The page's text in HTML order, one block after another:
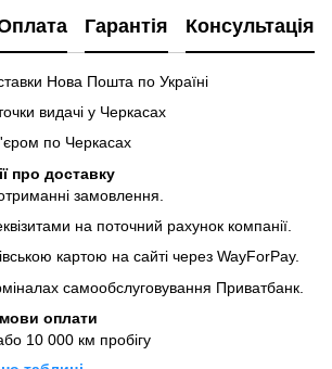
Гарантія Консультація
Нова Пошта по Україні
видачі у Черкасах
по Черкасах
про доставку
замовлення.
на поточний рахунок компанії.
картою на сайті через WayForPay.
самообслуговування Приватбанк.
оплати
10 000 км пробігу